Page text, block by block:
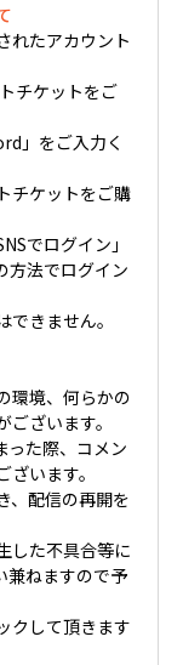
れたアカウント
チケットをご
」をご入力く
チケットをご購
でログイン」
方法でログイン
きません。
環境、何らかの
ざいます。
った際、コメン
います。
、配信の再開を
した不具合等に
兼ねますので予
クして頂きます